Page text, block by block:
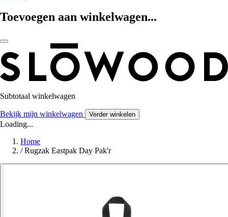
Toevoegen aan winkelwagen...
Subtotaal winkelwagen
Bekijk mijn winkelwagen Verder winkelen
Loading...
Home
/ Rugzak Eastpak Day Pak'r